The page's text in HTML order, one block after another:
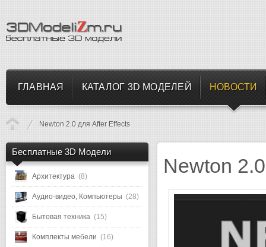
ГЛАВНАЯ КАТАЛОГ 3D МОДЕЛЕЙ НОВОСТИ
Newton 2.0 для After Effects
Бесплатные 3D Модели
Архитектура (8)
Аудио-видео, Компьютеры (28)
Бытовая техника (15)
Комплекты мебели (16)
Newton